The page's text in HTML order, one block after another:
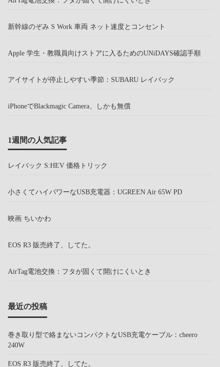
新幹線のぞみ S Work 車両 ネット速度とコンセント
Apple 学生・教職員向けストアに入るためのUNiDAYS確認手順
アイサイトが停止しやすい季節：SUBARU レイバック
iPhoneでBlackmagic Camera、しかも無償
1週間の人気記事
レイバック S:HEV 価格トリック
小さくてハイパワーなUSB充電器：UGREEN Air 65W PD
映画 ちいかわ
EOS R3 販売終了、してた。
AirTag電池交換：フタが固くて開けにくいとき
最近の投稿
巻き取り型で絡まないコンパクトなUSB充電ケーブル：cheero
240W
EOS R3 販売終了、してた。